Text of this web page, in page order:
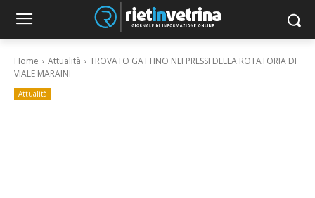
Home Attualità
TROVATO GATTINO NEI PRESSI DELLA ROTATORIA DI
VIALE MARAINI
Attualità